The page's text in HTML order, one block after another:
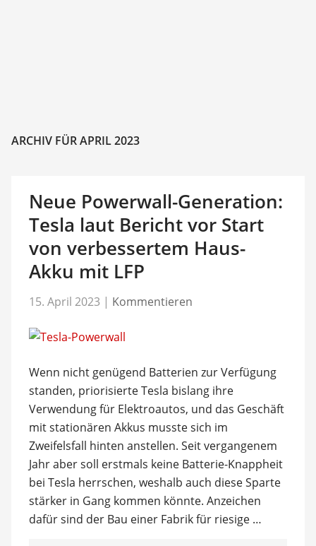
ARCHIV FÜR APRIL 2023
Neue Powerwall-Generation:
Tesla laut Bericht vor Start
von verbessertem Haus-
Akku mit LFP
15. April 2023 | Kommentieren
Wenn nicht genügend Batterien zur Verfügung
standen, priorisierte Tesla bislang ihre
Verwendung für Elektroautos, und das Geschäft
mit stationären Akkus musste sich im
Zweifelsfall hinten anstellen. Seit vergangenem
Jahr aber soll erstmals keine Batterie-Knappheit
bei Tesla herrschen, weshalb auch diese Sparte
stärker in Gang kommen könnte. Anzeichen
dafür sind der Bau einer Fabrik für riesige …